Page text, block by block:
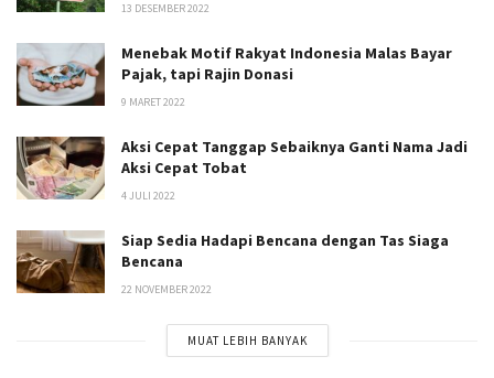
13 DESEMBER 2022
Menebak Motif Rakyat Indonesia Malas Bayar
Pajak, tapi Rajin Donasi
9 MARET 2022
Aksi Cepat Tanggap Sebaiknya Ganti Nama Jadi
Aksi Cepat Tobat
4 JULI 2022
Siap Sedia Hadapi Bencana dengan Tas Siaga
Bencana
22 NOVEMBER 2022
MUAT LEBIH BANYAK